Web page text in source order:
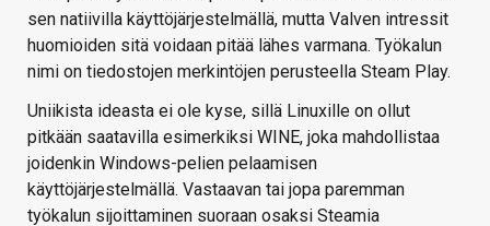
sen natiivilla käyttöjärjestelmällä, mutta Valven intressit
huomioiden sitä voidaan pitää lähes varmana. Työkalun
nimi on tiedostojen merkintöjen perusteella Steam Play.
Uniikista ideasta ei ole kyse, sillä Linuxille on ollut
pitkään saatavilla esimerkiksi WINE, joka mahdollistaa
joidenkin Windows-pelien pelaamisen
käyttöjärjestelmällä. Vastaavan tai jopa paremman
työkalun sijoittaminen suoraan osaksi Steamia